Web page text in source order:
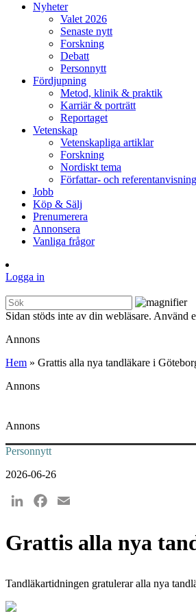
Nyheter
Valet 2026
Senaste nytt
Forskning
Debatt
Personnytt
Fördjupning
Metod, klinik & praktik
Karriär & porträtt
Reportaget
Vetenskap
Vetenskapliga artiklar
Forskning
Nordiskt tema
Författar- och
Jobb
Köp & Sälj
Prenumerera
Annonsera
Vanliga frågor
Logga in
Sidan stöds inte av din webläsare. Använd
Annons
Hem » Grattis alla nya tandläkare i
Annons
Annons
Personnytt
2026-06-26
LinkedInFacebook
Grattis alla nya
Tandläkartidningen gratulerar alla nya